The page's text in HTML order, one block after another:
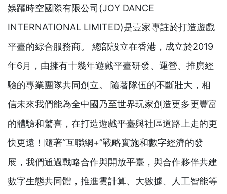
娛躍時空國際有限公司(JOY DANCE
INTERNATIONAL LIMITED)是壹家專註於打造遊戲
平臺的綜合服務商。 總部設立在香港，成立於2019
年6月，由擁有十幾年遊戲平臺研發、運營、推廣經
驗的專業團隊共同創立。 隨著隊伍的不斷壯大，相
信未來我們能為全中國乃至世界玩家創造更多更豐富
的體驗和驚喜，在打造遊戲平臺與社區道路上走的更
快更遠！隨著“互聯網+”戰略實施和數字經濟的發
展，我們通過戰略合作與開放平臺，與合作夥伴共建
數字生態共同體，推進雲計算、大數據、人工智能等